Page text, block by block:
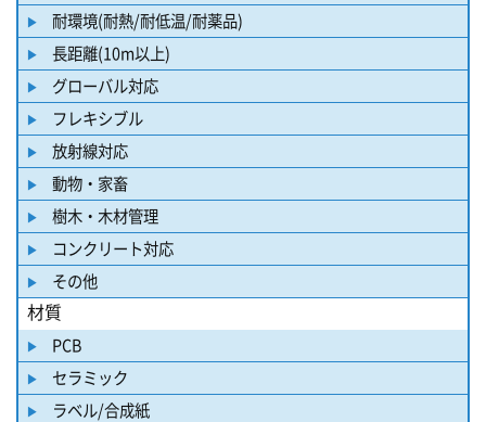
耐環境(耐熱/耐低温/耐薬品)
長距離(10m以上)
グローバル対応
フレキシブル
放射線対応
動物・家畜
樹木・木材管理
コンクリート対応
その他
材質
PCB
セラミック
ラベル/合成紙